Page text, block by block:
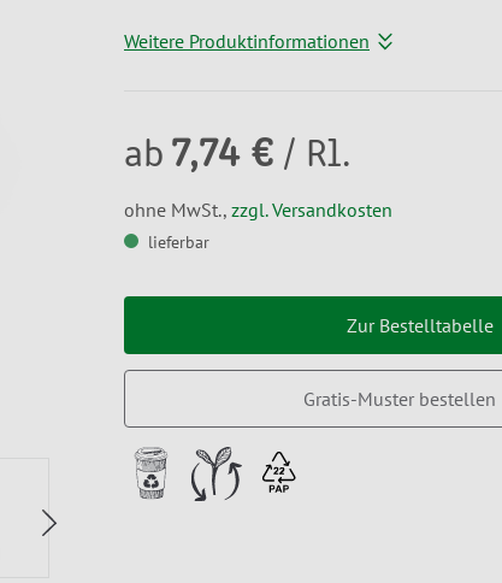
Weitere Produktinformationen
ab 7,74 € / Rl.
ohne MwSt., zzgl. Versandkosten
lieferbar
Zur Bestelltabelle
Gratis-Muster bestellen